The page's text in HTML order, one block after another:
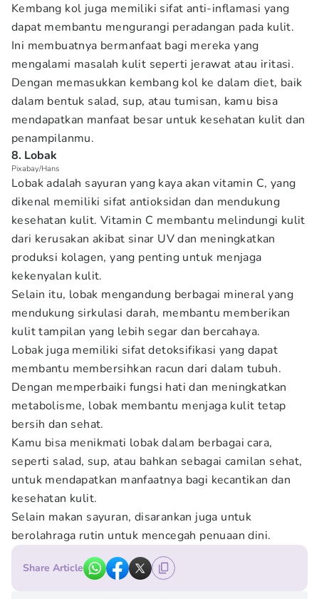
Kembang kol juga memiliki sifat anti-inflamasi yang
dapat membantu mengurangi peradangan pada kulit.
Ini membuatnya bermanfaat bagi mereka yang
mengalami masalah kulit seperti jerawat atau iritasi.
Dengan memasukkan kembang kol ke dalam diet, baik
dalam bentuk salad, sup, atau tumisan, kamu bisa
mendapatkan manfaat besar untuk kesehatan kulit dan
penampilanmu.
8. Lobak
Pixabay/Hans
Lobak adalah sayuran yang kaya akan vitamin C, yang
dikenal memiliki sifat antioksidan dan mendukung
kesehatan kulit. Vitamin C membantu melindungi kulit
dari kerusakan akibat sinar UV dan meningkatkan
produksi kolagen, yang penting untuk menjaga
kekenyalan kulit.
Selain itu, lobak mengandung berbagai mineral yang
mendukung sirkulasi darah, membantu memberikan
kulit tampilan yang lebih segar dan bercahaya.
Lobak juga memiliki sifat detoksifikasi yang dapat
membantu membersihkan racun dari dalam tubuh.
Dengan memperbaiki fungsi hati dan meningkatkan
metabolisme, lobak membantu menjaga kulit tetap
bersih dan sehat.
Kamu bisa menikmati lobak dalam berbagai cara,
seperti salad, sup, atau bahkan sebagai camilan sehat,
untuk mendapatkan manfaatnya bagi kecantikan dan
kesehatan kulit.
Selain makan sayuran, disarankan juga untuk
berolahraga rutin untuk mencegah penuaan dini.
Share Article